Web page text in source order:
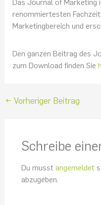
Das Journal of Marketing
renommiertesten
Marketingbereich und
Den ganzen Beitrag des
zum Download finden Sie
← Vorheriger Beitrag
Schreibe
Du musst angemeldet
abzugeben.